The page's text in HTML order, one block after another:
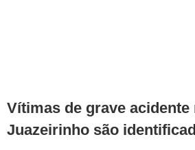
Vítimas de grave acidente
Juazeirinho são